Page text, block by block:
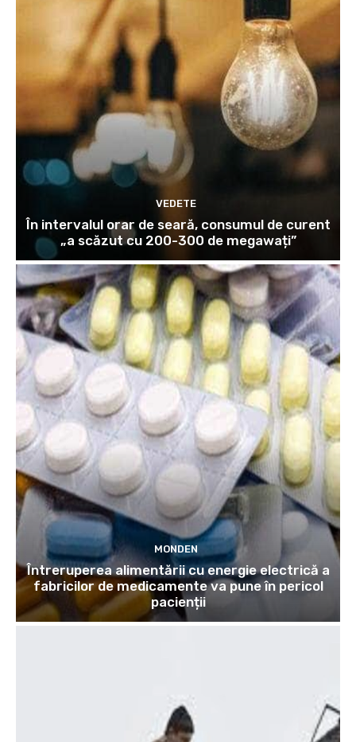
VEDETE
În intervalul orar de seară, consumul de curent
„a scăzut cu 200-300 de megawați”
MONDEN
Întreruperea alimentării cu energie electrică a
fabricilor de medicamente va pune în pericol
pacienții